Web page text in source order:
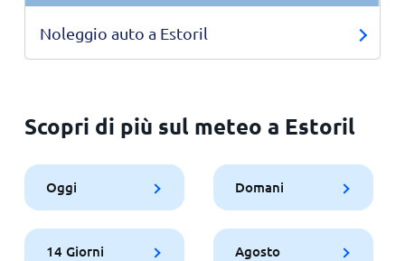
Noleggio auto a Estoril
Scopri di più sul meteo a Estoril
Oggi Domani
14 Giorni Agosto